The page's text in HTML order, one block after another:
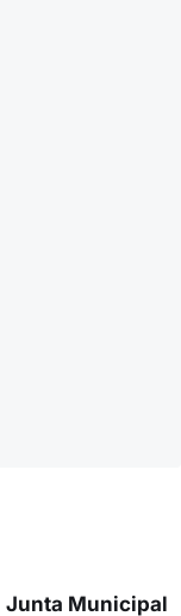
Junta Municipal